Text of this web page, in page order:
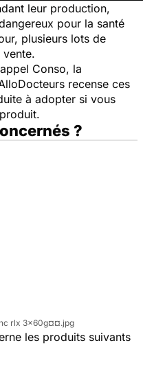
leur production,
pour la santé
plusieurs lots de
Conso, la
recense ces
à adopter si vous
?
rlx 3x60g¤¤.jpg
les produits suivants